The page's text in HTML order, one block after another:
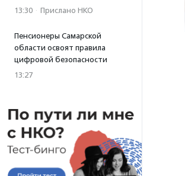
13:30 · Прислано НКО
Пенсионеры Самарской
области освоят правила
цифровой безопасности
13:27